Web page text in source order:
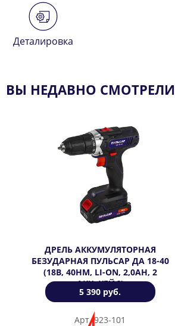
Деталировка
ВЫ НЕДАВНО СМОТРЕЛИ
ДРЕЛЬ АККУМУЛЯТОРНАЯ
БЕЗУДАРНАЯ ПУЛЬСАР ДА 18-40
(18В, 40HM, LI-ON, 2,0AH, 2
АКК.,КЕЙС)
5 390 руб.
Арт. 923-101